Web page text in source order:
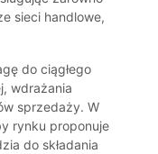
sieci handlowe,
do ciągłego
wdrażania
sprzedaży. W
rynku proponuje
do składania